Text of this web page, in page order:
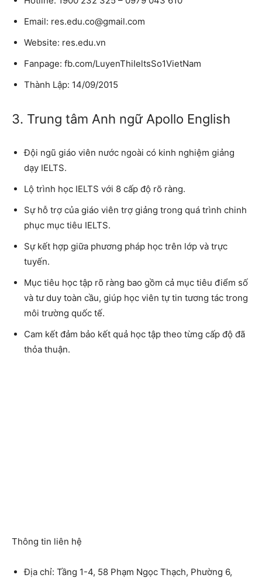
Email: res.edu.co@gmail.com
Website: res.edu.vn
Fanpage: fb.com/LuyenThiIeltsSo1VietNam
Thành Lập: 14/09/2015
3. Trung tâm Anh ngữ Apollo English
Đội ngũ giáo viên nước ngoài có kinh nghiệm giảng
dạy IELTS.
Lộ trình học IELTS với 8 cấp độ rõ ràng.
Sự hỗ trợ của giáo viên trợ giảng trong quá trình chinh
phục mục tiêu IELTS.
Sự kết hợp giữa phương pháp học trên lớp và trực
tuyến.
Mục tiêu học tập rõ ràng bao gồm cả mục tiêu điểm số
và tư duy toàn cầu, giúp học viên tự tin tương tác trong
môi trường quốc tế.
Cam kết đảm bảo kết quả học tập theo từng cấp độ đã
thỏa thuận.
Thông tin liên hệ
Địa chỉ: Tầng 1-4, 58 Phạm Ngọc Thạch, Phường 6,